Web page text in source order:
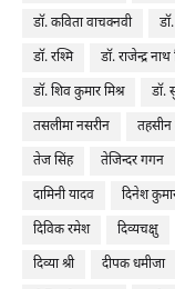
डॉ. कविता वाचक्नवी
डॉ. रश्मि
डॉ. राजेन्द्र नाथ
डॉ. शिव कुमार मिश्र
डॉ.
तसलीमा नसरीन
तहसीन
तेज सिंह
तेजिन्दर गगन
दामिनी यादव
दिनेश
दिविक रमेश
दिव्यचक्षु
दिव्या श्री
दीपक धमीजा